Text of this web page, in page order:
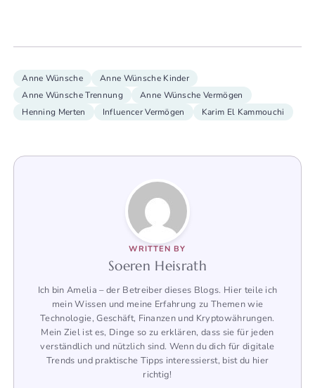
Anne Wünsche
Anne Wünsche Kinder
Anne Wünsche Trennung
Anne Wünsche Vermögen
Henning Merten
Influencer Vermögen Karim El Kammouchi
WRITTEN BY
Soeren Heisrath
Ich bin Amelia – der Betreiber dieses Blogs. Hier teile ich
mein Wissen und meine Erfahrung zu Themen wie
Technologie, Geschäft, Finanzen und Kryptowährungen.
Mein Ziel ist es, Dinge so zu erklären, dass sie für jeden
verständlich und nützlich sind. Wenn du dich für digitale
Trends und praktische Tipps interessierst, bist du hier
richtig!